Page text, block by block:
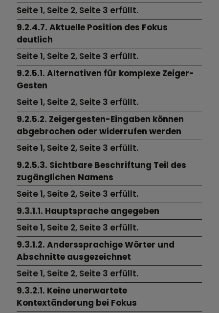
Seite 1, Seite 2, Seite 3 erfüllt.
9.2.4.7. Aktuelle Position des Fokus
deutlich
Seite 1, Seite 2, Seite 3 erfüllt.
9.2.5.1. Alternativen für komplexe Zeiger-
Gesten
Seite 1, Seite 2, Seite 3 erfüllt.
9.2.5.2. Zeigergesten-Eingaben können
abgebrochen oder widerrufen werden
Seite 1, Seite 2, Seite 3 erfüllt.
9.2.5.3. Sichtbare Beschriftung Teil des
zugänglichen Namens
Seite 1, Seite 2, Seite 3 erfüllt.
9.3.1.1. Hauptsprache angegeben
Seite 1, Seite 2, Seite 3 erfüllt.
9.3.1.2. Anderssprachige Wörter und
Abschnitte ausgezeichnet
Seite 1, Seite 2, Seite 3 erfüllt.
9.3.2.1. Keine unerwartete
Kontextänderung bei Fokus